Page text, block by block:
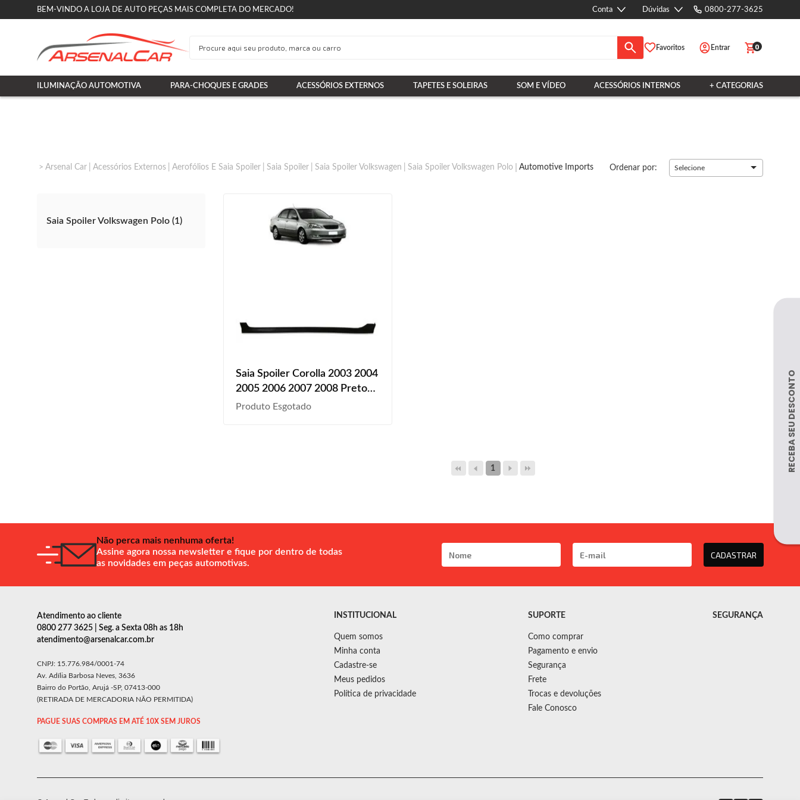
BEM-VINDO A LOJA DE AUTO PEÇAS MAIS COMPLETA DO MERCADO! Conta Dúvidas 0800-277-3625
Favoritos Entrar 0
ILUMINAÇÃO AUTOMOTIVA PARA-CHOQUES E GRADES ACESSÓRIOS EXTERNOS TAPETES E SOLEIRAS SOM E VÍDEO ACESSÓRIOS INTERNOS + CATEGORIAS
Arsenal Car Acessórios Externos Aerofólios E Saia Spoiler Saia Spoiler Saia Spoiler Volkswagen Saia Spoiler Volkswagen Polo Automotive Imports Ordenar por: Selecione
Saia Spoiler Volkswagen Polo (1)
Saia Spoiler Corolla 2003 2004
2005 2006 2007 2008 Preto
Liso Lateral
Produto Esgotado
1
Não perca mais nenhuma oferta!
Assine agora nossa newsletter e fique por dentro de todas
as novidades em peças automotivas.
CADASTRAR
Atendimento ao cliente
0800 277 3625 | Seg. a Sexta 08h as 18h
atendimento@arsenalcar.com.br
CNPJ: 15.776.984/0001-74
Av. Adília Barbosa Neves, 3636
Bairro do Portão, Arujá -SP, 07413-000
(RETIRADA DE MERCADORIA NÃO PERMITIDA)
PAGUE SUAS COMPRAS EM ATÉ 10X SEM JUROS
INSTITUCIONAL
Quem somos
Minha conta
Cadastre-se
Meus pedidos
Política de privacidade
SUPORTE
Como comprar
Pagamento e envio
Segurança
Frete
Trocas e devoluções
Fale Conosco
SEGURANÇA